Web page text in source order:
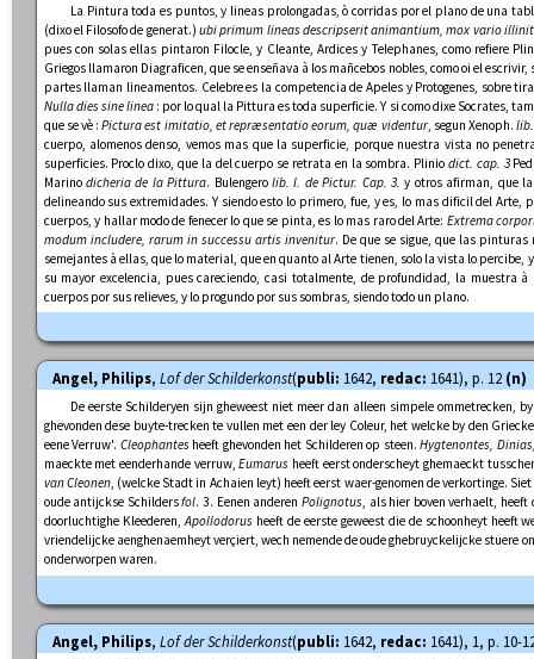
La Pintura toda es puntos, y lineas prolongadas, ò corridas por el plano de una
(dixo el Filosofo de generat.) ubi primum lineas descripserit animantium, mox vario
pues con solas ellas pintaron Filocle, y Cleante, Ardices y Telephanes, como refiere
Griegos llamaron Diagraficen, que se enseñava à los mañcebos nobles, como oi el
partes llaman lineamentos. Celebre es la competencia de Apeles y Protogenes, sobre
Nulla dies sine linea : por lo qual la Pittura es toda superficie. Y si como dixe Socrates,
que se vè :Pictura est imitatio, et repræsentatio eorum, quæ videntur, segun Xenoph.
cuerpo, alomenos denso, vemos mas que la superficie, porque nuestra vista no
superficies. Proclo dixo, que la del cuerpo se retrata en la sombra. Plinio dict. cap. 3
Marino dicheria de la Pittura. Bulengero lib. I. de Pictur. Cap. 3.y otros afirman, que
delineando sus extremidades. Y siendo esto lo primero, fue, y es, lo mas dificil del
cuerpos, y hallar modo de fenecer lo que se pinta, es lo mas raro del Arte: Extrema
modum includere, rarum in successu artis invenitur. De que se sigue, que las
semejantes à ellas, que lo material, que en quanto al Arte tienen, solo la vista lo percibe,
su mayor excelencia, pues careciendo, casi totalmente, de profundidad, la muestra
cuerpos por sus relieves, y lo progundo por sus sombras, siendo todo un plano.
Angel, Philips, Lof der Schilderkonst(publi: 1642, redac: 1641), p. 12 (n)
De eerste Schilderyen sijn gheweest niet meer dan alleen simpele ommetrecken,
ghevonden dese buyte-trecken te vullen met een der ley Coleur, het welcke by den
eene Verruw'. Cleophantes heeft ghevonden het Schilderen op steen.Hygtenontes,
maeckte met eenderhande verruw,Eumarus heeft eerst onderscheyt ghemaeckt
van Cleonen, (welcke Stadt in Achaien leyt) heeft eerst waer-genomen de verkortinge.
oude antijckse Schildersfol. 3. Eenen anderen Polignotus, als hier boven verhaelt, heeft
doorluchtighe Kleederen,Apollodorus heeft de eerste geweest die de schoonheyt heeft
vriendelijcke aenghenaemheyt verçiert, wech nemende de oude ghebruyckelijcke stuere
onderworpen waren.
Angel, Philips, Lof der Schilderkonst(publi: 1642, redac: 1641), 1, p. 10-